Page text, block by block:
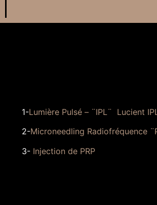
1-Lumière Pulsé – ¨IPL¨ Lucient
2-Microneedling Radiofréquence
3- Injection de PRP